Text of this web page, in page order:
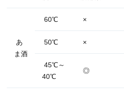
あ
ま酒
60℃ ×
50℃ ×
45℃～
40℃
◎